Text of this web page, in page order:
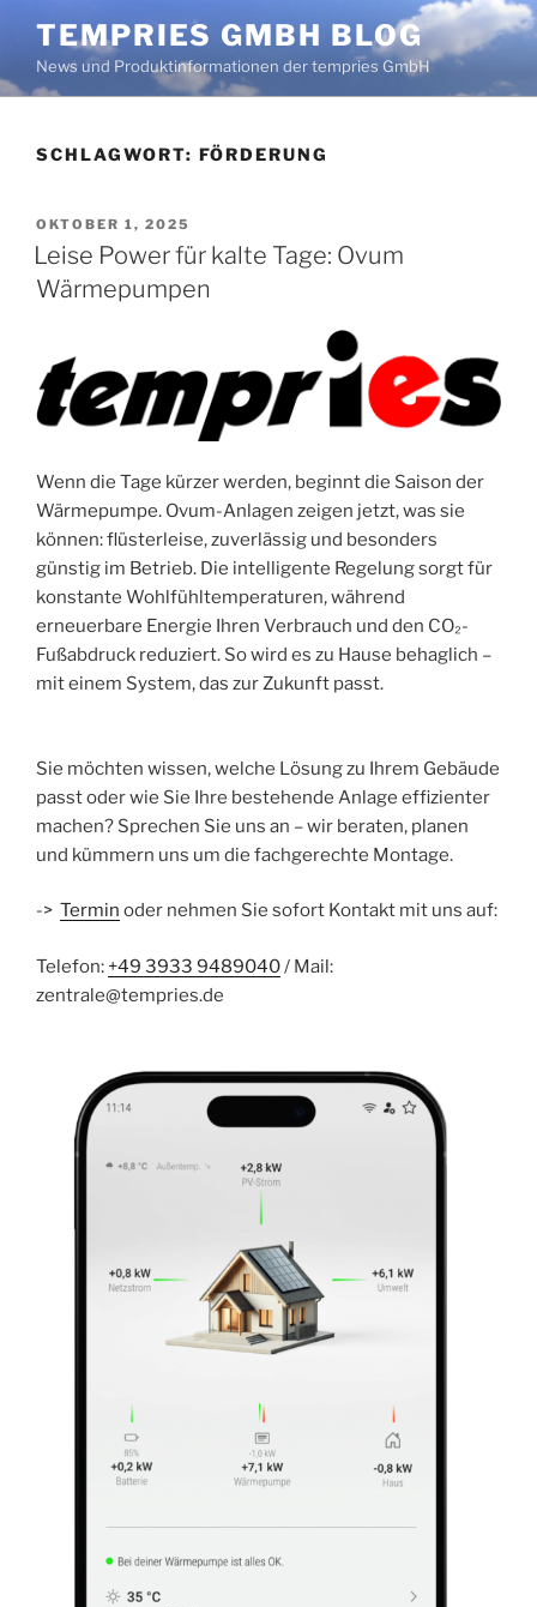
Inhalt
springen
TEMPRIES GMBH BLOG
News und Produktinformationen der tempries GmbH
SCHLAGWORT: FÖRDERUNG
VERÖFFENTLICHT
AM
OKTOBER 1, 2025
Leise Power für kalte Tage: Ovum
Wärmepumpen
Wenn die Tage kürzer werden, beginnt die Saison der
Wärmepumpe. Ovum-Anlagen zeigen jetzt, was sie
können: flüsterleise, zuverlässig und besonders
günstig im Betrieb. Die intelligente Regelung sorgt für
konstante Wohlfühltemperaturen, während
erneuerbare Energie Ihren Verbrauch und den CO₂-
Fußabdruck reduziert. So wird es zu Hause behaglich –
mit einem System, das zur Zukunft passt.
Sie möchten wissen, welche Lösung zu Ihrem Gebäude
passt oder wie Sie Ihre bestehende Anlage effizienter
machen? Sprechen Sie uns an – wir beraten, planen
und kümmern uns um die fachgerechte Montage.
-> Termin oder nehmen Sie sofort Kontakt mit uns auf:
Telefon: +49 3933 9489040/ Mail:
zentrale@tempries.de